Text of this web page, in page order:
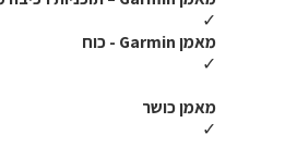
✓
מאמן Garmin - כוח
✓
מאמן כושר
✓